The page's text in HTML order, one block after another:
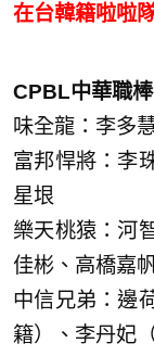
在台韓籍啦啦
CPBL中華職棒
味全龍：李多
富邦悍將：李
星垠
樂天桃猿：河
佳彬、高橋嘉
中信兄弟：邊
籍）、李丹妃